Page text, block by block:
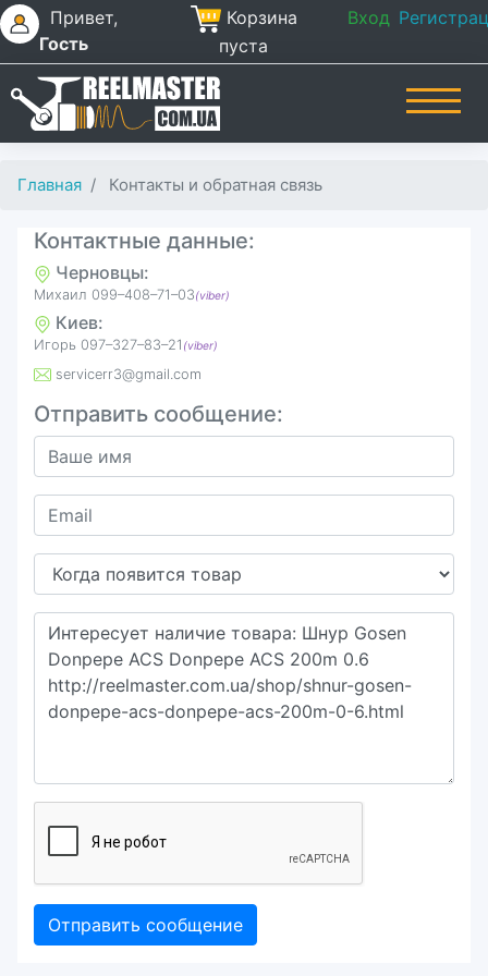
Привет,
Гость
Корзина
пуста
Вход
Главная Контакты и обратная связь
Контактные данные:
Черновцы:
Михаил 099–408–71–03(viber)
Киев:
Игорь ‎097–327–83–21 (viber)
servicerr3@gmail.com
Отправить сообщение:
Отправить сообщение